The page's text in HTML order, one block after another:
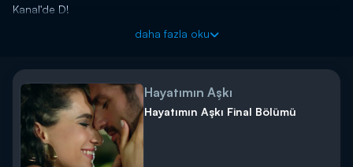
Kanal'de D!
daha fazla oku
Hayatımın Aşkı
Hayatımın Aşkı Final Bölümü